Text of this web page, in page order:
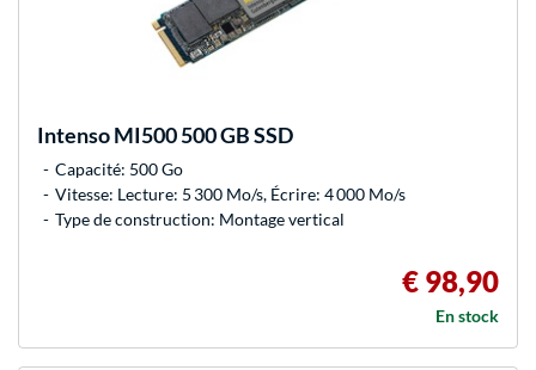
IntensoMI500 500 GB SSD
Capacité: 500 Go
Vitesse: Lecture: 5 300 Mo/s, Écrire: 4 000 Mo/s
Type de construction: Montage vertical
€ 98,90
En stock